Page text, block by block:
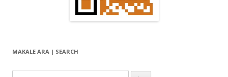
MAKALE ARA | SEARCH